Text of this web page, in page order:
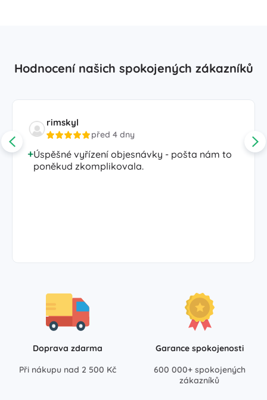
Hodnocení našich spokojených zákazníků
rimskyl
před 4 dny
Úspěšné vyřízení objesnávky - pošta nám to
poněkud zkomplikovala.
Doprava zdarma
Při nákupu nad 2 500 Kč
Garance spokojenosti
600 000+ spokojených
zákazníků